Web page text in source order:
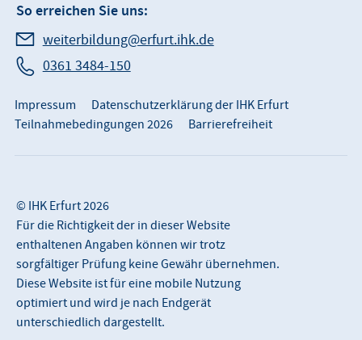
So erreichen Sie uns:
weiterbildung@erfurt.ihk.de
0361 3484-150
© IHK Erfurt 2026
Für die Richtigkeit der in dieser Website
enthaltenen Angaben können wir trotz
sorgfältiger Prüfung keine Gewähr übernehmen.
Diese Website ist für eine mobile Nutzung
optimiert und wird je nach Endgerät
unterschiedlich dargestellt.
Impressum
Datenschutzerklärung der IHK Erfurt
Teilnahmebedingungen 2026
Barrierefreiheit